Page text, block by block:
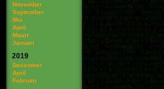
November
September
Mei
April
Maart
Januari
2019
December
April
Februari